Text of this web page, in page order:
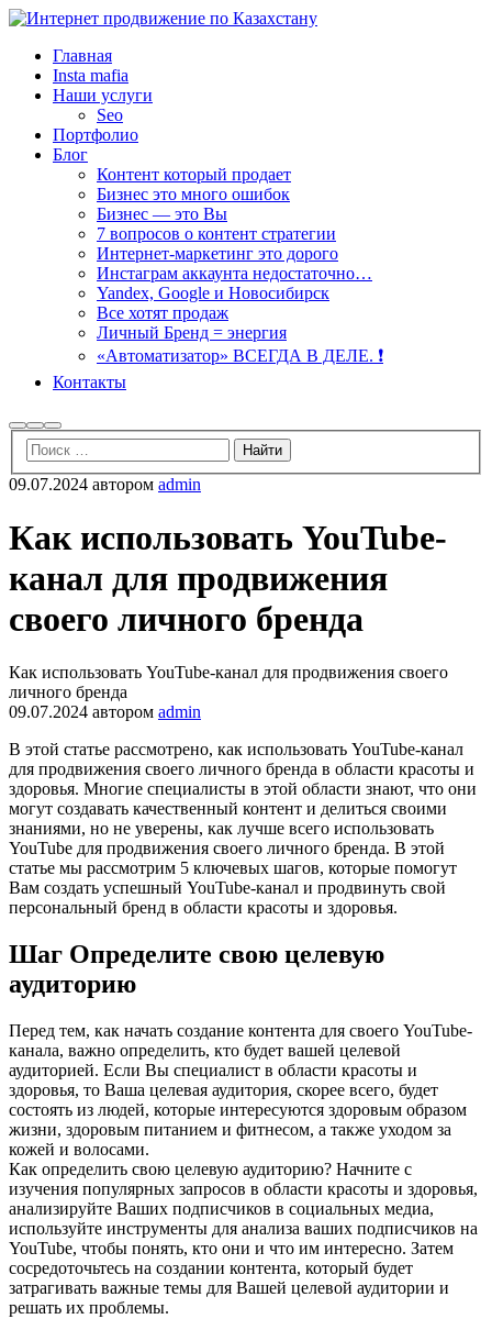
Главная
Insta mafia
Наши услуги
Seo
Портфолио
Блог
Контент который продает
Бизнес это много ошибок
Бизнес — это Вы
7 вопросов о контент стратегии
Интернет-маркетинг это дорого
Инстаграм аккаунта недостаточно…
Yandex, Google и Новосибирск
Все хотят продаж
Личный Бренд = энергия
«Автоматизатор» ВСЕГДА В ДЕЛЕ. ❗️
Контакты
НайтиБольше
информации
Главное
меню
09.07.2024 автором admin
Как использовать YouTube-
канал для продвижения
своего личного бренда
Как использовать YouTube-канал для продвижения своего
личного бренда
09.07.2024 автором admin
В этой статье рассмотрено, как использовать YouTube-канал
для продвижения своего личного бренда в области красоты и
здоровья. Многие специалисты в этой области знают, что они
могут создавать качественный контент и делиться своими
знаниями, но не уверены, как лучше всего использовать
YouTube для продвижения своего личного бренда. В этой
статье мы рассмотрим 5 ключевых шагов, которые помогут
Вам создать успешный YouTube-канал и продвинуть свой
персональный бренд в области красоты и здоровья.
Шаг Определите свою целевую
аудиторию
Перед тем, как начать создание контента для своего YouTube-
канала, важно определить, кто будет вашей целевой
аудиторией. Если Вы специалист в области красоты и
здоровья, то Ваша целевая аудитория, скорее всего, будет
состоять из людей, которые интересуются здоровым образом
жизни, здоровым питанием и фитнесом, а также уходом за
кожей и волосами.
Как определить свою целевую аудиторию? Начните с
изучения популярных запросов в области красоты и здоровья,
анализируйте Ваших подписчиков в социальных медиа,
используйте инструменты для анализа ваших подписчиков на
YouTube, чтобы понять, кто они и что им интересно. Затем
сосредоточьтесь на создании контента, который будет
затрагивать важные темы для Вашей целевой аудитории и
решать их проблемы.